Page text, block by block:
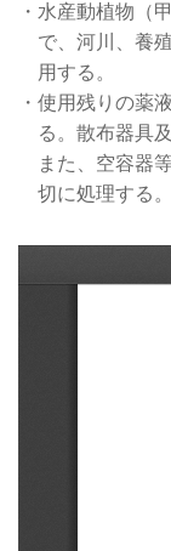
・水産動植物（
で、河川、養
用する。
・使用残りの薬
る。散布器具
また、空容器
切に処理する。